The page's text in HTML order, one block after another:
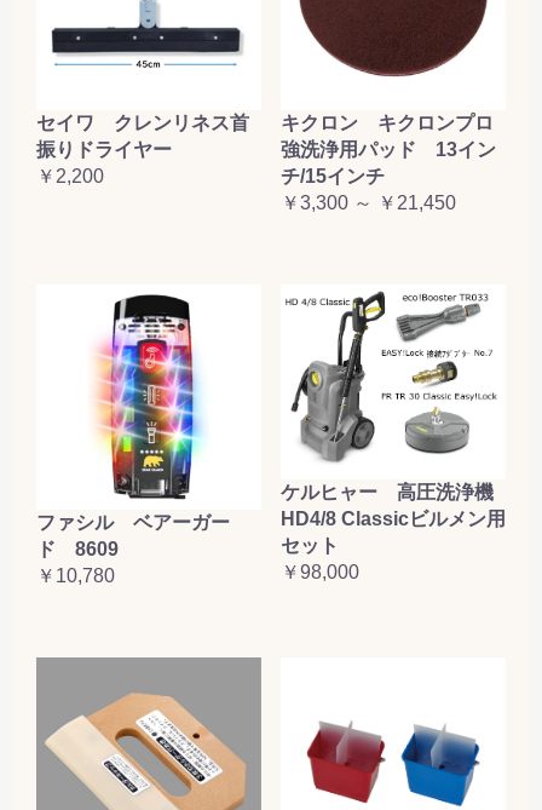
セイワ クレンリネス首
振りドライヤー
￥2,200
キクロン キクロンプロ
強洗浄用パッド 13イン
チ/15インチ
￥3,300 ～ ￥21,450
ファシル ベアーガー
ド 8609
￥10,780
ケルヒャー 高圧洗浄機
HD4/8 Classicビルメン用
セット
￥98,000